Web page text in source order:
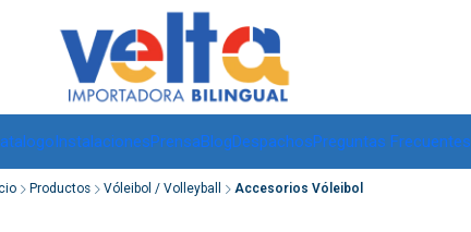
InstalacionesPrensaBlogDespachosPreguntas Frecuentes
todo Chile, RM de 1 a 3 días hábiles, regiones -
Productos Vóleibol / Volleyball Accesorios Vóleibol